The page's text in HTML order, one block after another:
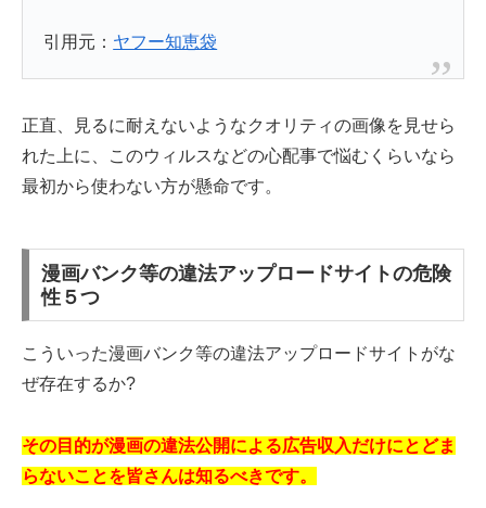
引用元： ヤフー知恵袋
正直、見るに耐えないようなクオリティの画像を見せら
れた上に、このウィルスなどの心配事で悩むくらいなら
最初から使わない方が懸命です。
漫画バンク等の違法アップロードサイトの危険
性５つ
こういった漫画バンク等の違法アップロードサイトがな
ぜ存在するか?
その目的が漫画の違法公開による広告収入だけにとどま
らないことを皆さんは知るべきです。